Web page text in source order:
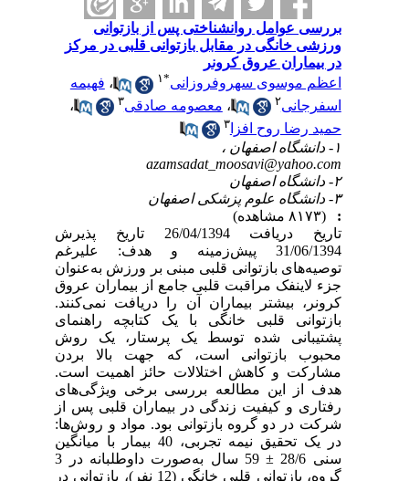
بررسی عوامل روانشناختی پس از بازتوانی
ورزشی خانگی در مقابل بازتوانی قلبی در مرکز
در بیماران عروق کرونر
اعظم موسوی سهروفروزانی
۱ ،فهیمه
اسفرجانی
،معصومه صادقی
،
حمید رضا روح افزا۳
azamsadat_moosavi@yahoo.com
تاریخ دریافت 26/04/1394 تاریخ پذیرش
31/06/1394 پیش‌زمینه و هدف: علیرغم
توصیه‌های بازتوانی قلبی مبنی بر ورزش به‌عنوان
جزء لاینفک مراقبت قلبی جامع از بیماران عروق
کرونر، بیشتر بیماران آن را دریافت نمی‌کنند.
بازتوانی قلبی خانگی با یک کتابچه راهنمای
پشتیبانی شده توسط یک پرستار، یک روش
محبوب بازتوانی است، که جهت بالا بردن
مشارکت و کاهش اختلالات حائز اهمیت است.
هدف از این مطالعه بررسی برخی ویژگی‌های
رفتاری و کیفیت زندگی در بیماران قلبی پس از
شرکت در دو گروه بازتوانی بود. مواد و روش‌ها:
در یک تحقیق نیمه تجربی، 40 بیمار با میانگین
گروه، بازتوانی قلبی خانگی (12 نفر)، بازتوانی در